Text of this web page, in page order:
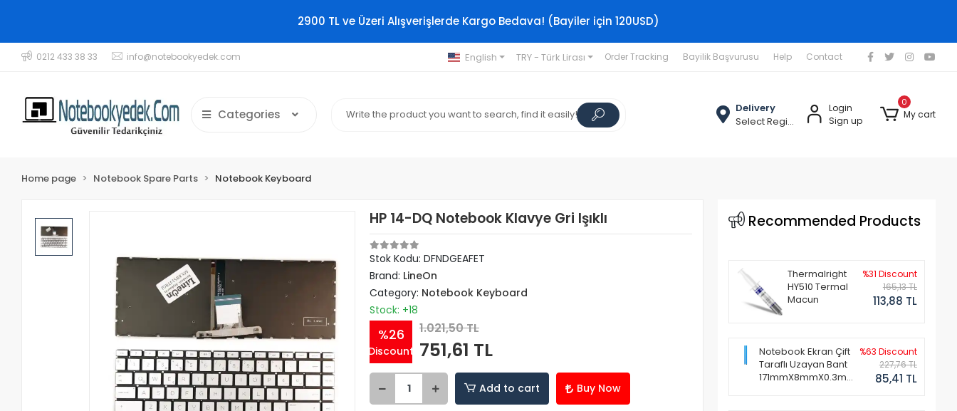
2900 TL ve Üzeri Alışverişlerde Kargo Bedava! (Bayiler için 120USD)
0212 433 38 33 info@notebookyedek.com English TRY - Türk Lirası Order Tracking Bayilik Başvurusu Help Contact
Categories
Delivery
Select Region
Login
Sign up
0
My cart
Home page Notebook Spare Parts Notebook Keyboard
HP 14-DQ Notebook Klavye Gri Işıklı
Stok Kodu: DFNDGEAFET
Brand: LineOn
Category: Notebook Keyboard
Stock: +18
%26
Discount
1.021,50 TL
751,61 TL
Add to cart Buy Now
Recommended Products
Thermalright
HY510 Termal
Macun
%31 Discount
165,13 TL
113,88 TL
Notebook Ekran Çift
Taraflı Uzayan Bant
171mmX8mmX0.3mm
%63 Discount
227,76 TL
85,41 TL